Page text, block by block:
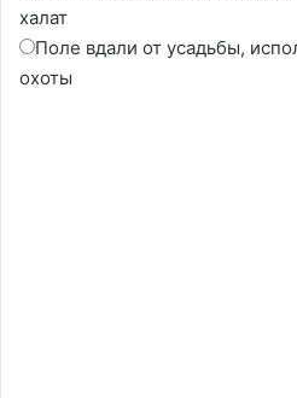
халат
Поле вдали от усадьбы,
охоты